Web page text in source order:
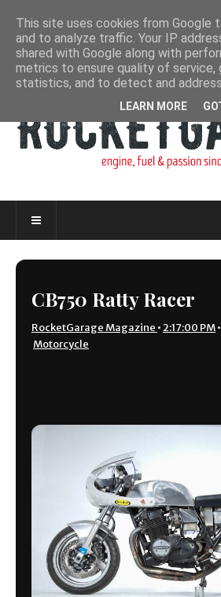
CB750 Ratty Racer
RocketGarage Magazine •2:17:00 PM•
Motorcycle
This site uses cookies from Google
and to analyze traffic. Your IP
shared with Google along with
metrics to ensure quality of service,
statistics, and to detect and
LEARN MORE